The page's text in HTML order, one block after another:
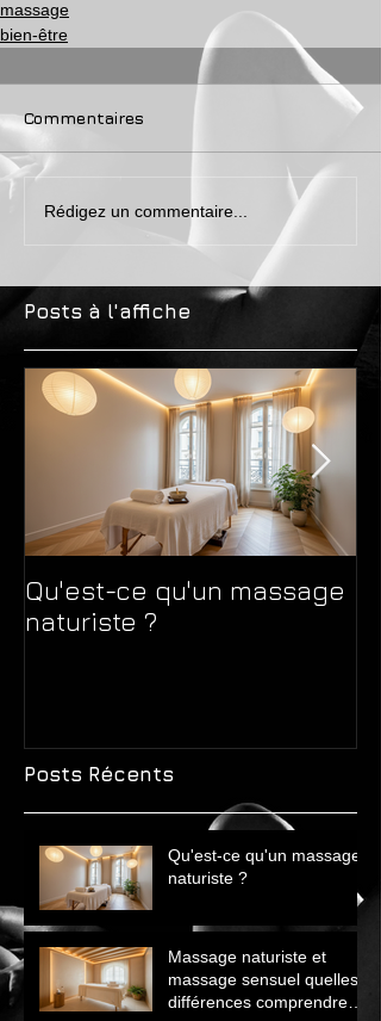
massage
bien-être
Commentaires
Rédigez un commentaire...
Posts à l'affiche
Qu'est-ce qu'un massage
naturiste ?
Posts Récents
Qu'est-ce qu'un massage
naturiste ?
Massage naturiste et
massage sensuel quelles
différences comprendre